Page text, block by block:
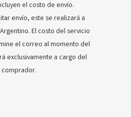
el costo de envío.
envío, este se realizará a
El costo del servicio
el correo al momento del
exclusivamente a cargo del
comprador.